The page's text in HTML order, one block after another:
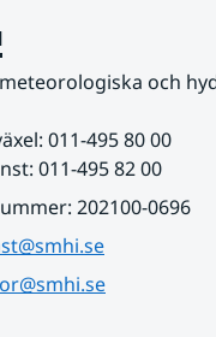
och
011-495 80 00
011-495 82 00
202100-0696